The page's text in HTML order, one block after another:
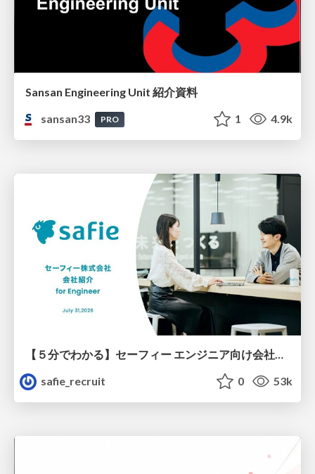
Sansan Engineering Unit 紹介資料
sansan33
PRO 1 4.9k
safie_recruit
0 53k